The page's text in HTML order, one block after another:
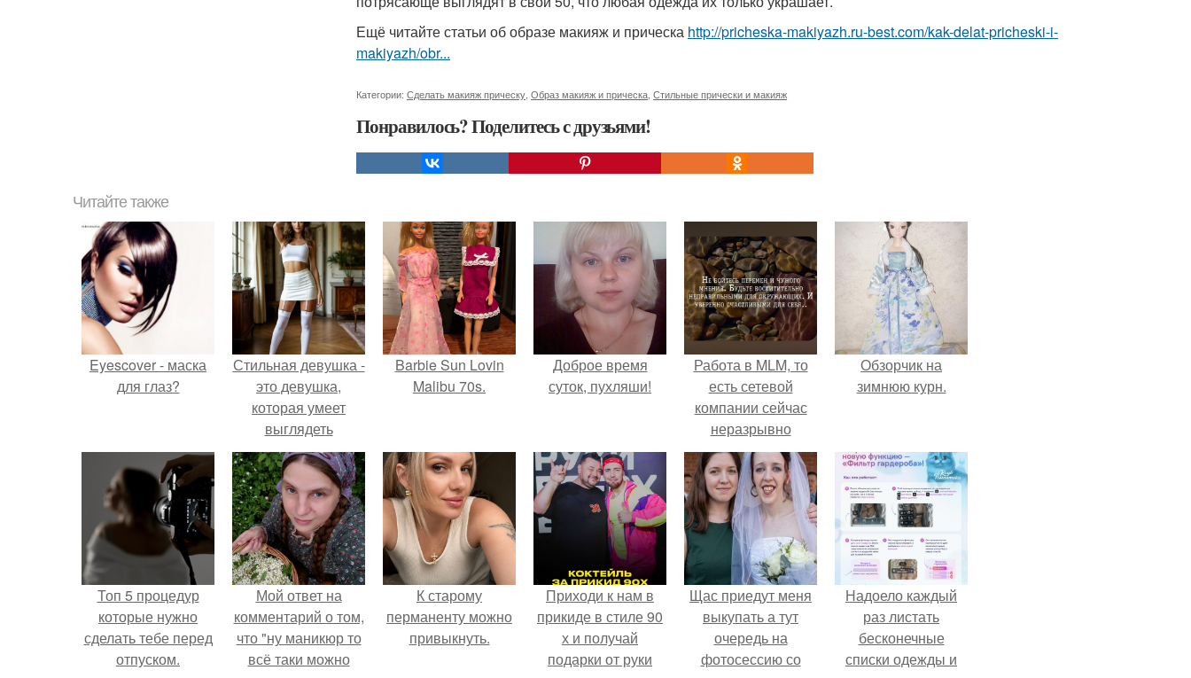
Ещё читайте статьи об образе макияж и прическа http://pricheska-makiyazh.ru-best.com/kak-delat-pricheski-i-
makiyazh/obr...
Категории: Сделать макияж прическу Образ макияж и прическа Стильные прически и макияж
Понравилось? Поделитесь с друзьями!
Читайте также
Eyescover - маска
для глаз?
Стильная девушка -
это девушка,
которая умеет
выглядеть
привлекательно и
элегантно в любои
ситуации.
Barbie Sun Lovin
Malibu 70s.
Доброе время
суток, пухляши!
Работа в MLM, то
есть сетевой
компании сейчас
неразрывно
связана с создание
своего контента,
своей страницы в
соц сетях.
Обзорчик на
зимнюю курн.
Топ 5 процедур
которые нужно
сделать тебе перед
отпуском.
Мой ответ на
комментарий о том,
что "ну маникюр то
всё таки можно
К старому
перманенту можно
привыкнуть.
Приходи к нам в
прикиде в стиле 90
х и получай
подарки от руки
Щас приедут меня
выкупать а тут
очередь на
фотосессию со
Надоело каждый
раз листать
бесконечные
списки одежды и